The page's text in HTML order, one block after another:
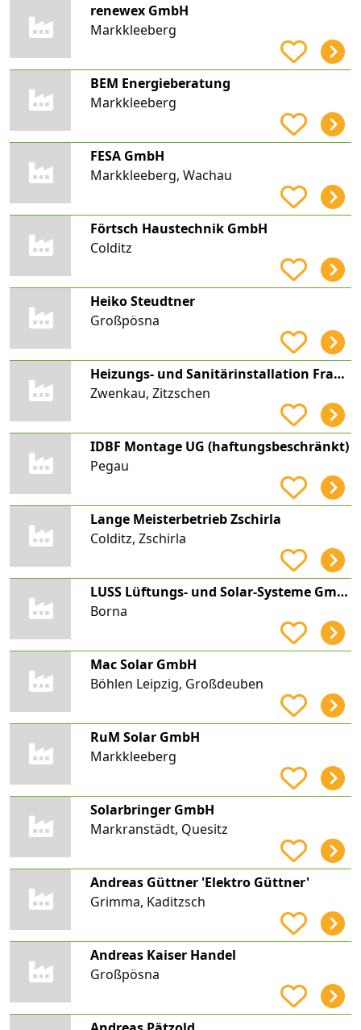
renewex GmbH
Markkleeberg
BEM Energieberatung
Markkleeberg
FESA GmbH
Markkleeberg, Wachau
Förtsch Haustechnik GmbH
Colditz
Heiko Steudtner
Großpösna
Heizungs- und Sanitärinstallation Frank Hofmann
Zwenkau, Zitzschen
IDBF Montage UG (haftungsbeschränkt)
Pegau
Lange Meisterbetrieb Zschirla
Colditz, Zschirla
LUSS Lüftungs- und Solar-Systeme GmbH Borna
Borna
Mac Solar GmbH
Böhlen Leipzig, Großdeuben
RuM Solar GmbH
Markkleeberg
Solarbringer GmbH
Markranstädt, Quesitz
Andreas Güttner 'Elektro Güttner'
Grimma, Kaditzsch
Andreas Kaiser Handel
Großpösna